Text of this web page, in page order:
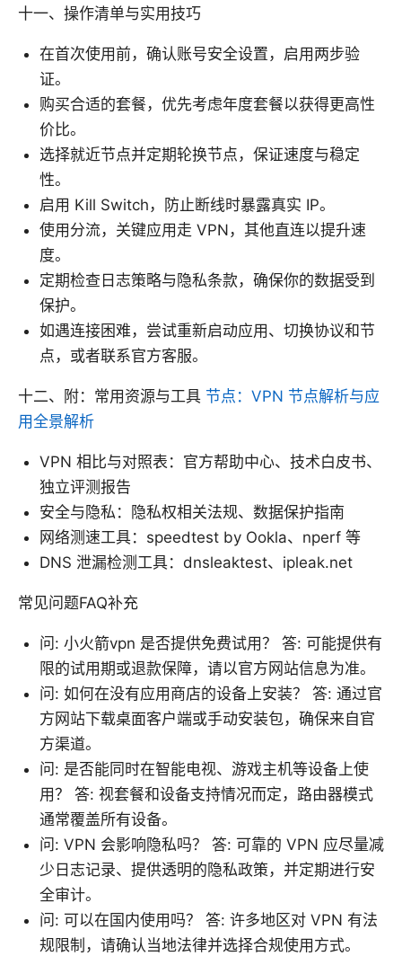
十一、操作清单与实用技巧
在首次使用前，确认账号安全设置，启用两步验
证。
购买合适的套餐，优先考虑年度套餐以获得更高性
价比。
选择就近节点并定期轮换节点，保证速度与稳定
性。
启用 Kill Switch，防止断线时暴露真实 IP。
使用分流，关键应用走 VPN，其他直连以提升速
度。
定期检查日志策略与隐私条款，确保你的数据受到
保护。
如遇连接困难，尝试重新启动应用、切换协议和节
点，或者联系官方客服。
十二、附：常用资源与工具 节点：VPN 节点解析与应
用全景解析
VPN 相比与对照表：官方帮助中心、技术白皮书、
独立评测报告
安全与隐私：隐私权相关法规、数据保护指南
网络测速工具：speedtest by Ookla、nperf 等
DNS 泄漏检测工具：dnsleaktest、ipleak.net
常见问题FAQ补充
问: 小火箭vpn 是否提供免费试用？ 答: 可能提供有
限的试用期或退款保障，请以官方网站信息为准。
问: 如何在没有应用商店的设备上安装？ 答: 通过官
方网站下载桌面客户端或手动安装包，确保来自官
方渠道。
问: 是否能同时在智能电视、游戏主机等设备上使
用？ 答: 视套餐和设备支持情况而定，路由器模式
通常覆盖所有设备。
问: VPN 会影响隐私吗？ 答: 可靠的 VPN 应尽量减
少日志记录、提供透明的隐私政策，并定期进行安
全审计。
问: 可以在国内使用吗？ 答: 许多地区对 VPN 有法
规限制，请确认当地法律并选择合规使用方式。